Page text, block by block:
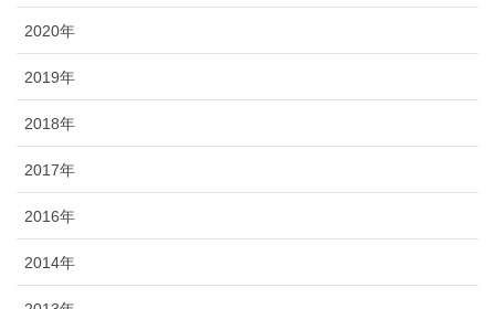
2020年
2019年
2018年
2017年
2016年
2014年